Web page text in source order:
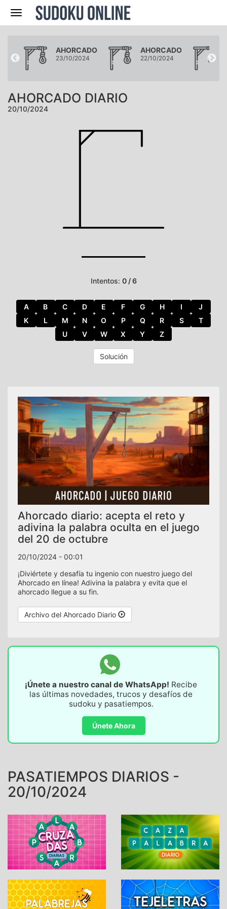
Navegación
AHORCADO
23/10/2024
AHORCADO
22/10/2024
AHORCADO DIARIO
20/10/2024
Intentos: 0 / 6
A B C D E F G H I
J
K
L M N O P Q R S
T
U
V W X Y Z
Solución
Ahorcado diario: acepta el reto y
adivina la palabra oculta en el juego
del 20 de octubre
20/10/2024 - 00:01
¡Diviértete y desafía tu ingenio con nuestro juego del
Ahorcado en línea! Adivina la palabra y evita que el
ahorcado llegue a su fin.
Archivo del Ahorcado Diario
¡Únete a nuestro canal de WhatsApp! Recibe
las últimas novedades, trucos y desafíos de
sudoku y pasatiempos.
Únete Ahora
PASATIEMPOS DIARIOS -
20/10/2024